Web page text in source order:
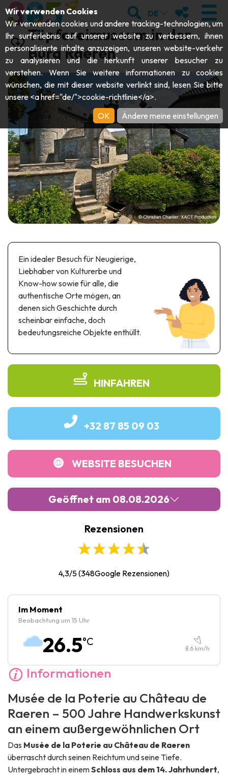
BESUCHEN
Abteien & Religiöse Monumente
Archäologie
Kunst
Handwerk & Know-how
Schlösser, Zitadellen & Belfriede
Folklore & Lokale Geschichte
Geschichte
Automobil- & Eisenbahnerbe
Industrie- & Technikerbe
Regionalprodukte
UNESCO erbe
ENTDECKEN
Höhlen
Garten, Parks & Naturstätten
Aquarien, Tierparks & Zoos
SICH BEWEGEN
Touristen-& Kreuzfahrt-Schiffe
Draisinen & Touristenzüge
Kajaks
Abenteuerparks
Unterhaltungs-& Aqua-Parks
VERANSTALTUNGEN
DIE BESTEN AKTIVITÄTEN FÜR
DIESEN SOMMER
GUIDE DOWNLOADEN
SUCHEN
DE MEINE
Töpfereimuseum in der
Burg Raeren
Ein idealer Besuch für Neugierige,
Liebhaber von Kulturerbe und
Know-how sowie für alle, die
authentische Orte mögen, an
denen sich Geschichte durch
scheinbar einfache, doch
bedeutungsreiche Objekte enthüllt.
HINFAHREN
+32 87 85 09 03
WEBSITE BESUCHEN
Geöffnet am 08.08.2026
Geschlossen
10:00-17:00
10:00
Freitag :10:00
Sonntag :10:00- 17:00
Rezensionen
4,3/5(348Google Rezensionen)
Im Moment
Beobachtung um 15 Uhr
26.5°C
8.6 km/h
Informationen
Musée de la Poterie au Château de
Raeren – 500 Jahre Handwerkskunst
an einem außergewöhnlichen Ort
Das Musée de la Poterie au Château de Raeren
überrascht durch seinen Reichtum und seine Tiefe.
Untergebracht in einemSchloss aus dem 14. Jahrhundert,
Wir verwenden Cookies
Wir verwenden cookies und andere tracking-technologien, um
Ihr surferlebnis auf unserer website zu verbessern, ihnen
personalisierte inhalte anzuzeigen, unseren website-verkehr
zu analysieren und die herkunft unserer besucher zu
verstehen. Wenn Sie weitere informationen zu cookies
wünschen, die mit dieser website verlinkt sind, lesen Sie bitte
unsere <a href="de/">cookie-richtlinie</a>.
OK
Ändere meine einstellungen